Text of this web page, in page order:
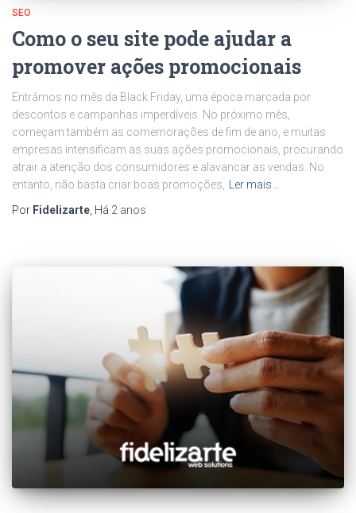
SEO
Como o seu site pode ajudar a
promover ações promocionais
Entrámos no mês da Black Friday, uma época marcada por
descontos e campanhas imperdíveis. No próximo mês,
começam também as comemorações de fim de ano, e muitas
empresas intensificam as suas ações promocionais, procurando
atrair a atenção dos consumidores e alavancar as vendas. No
entanto, não basta criar boas promoções,
Ler mais…
Por Fidelizarte , Há 2 anos